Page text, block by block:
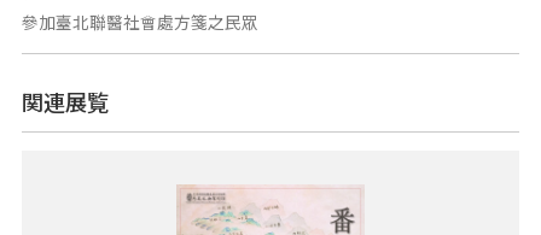
參加臺北聯醫社會處方箋之民眾
関連展覧